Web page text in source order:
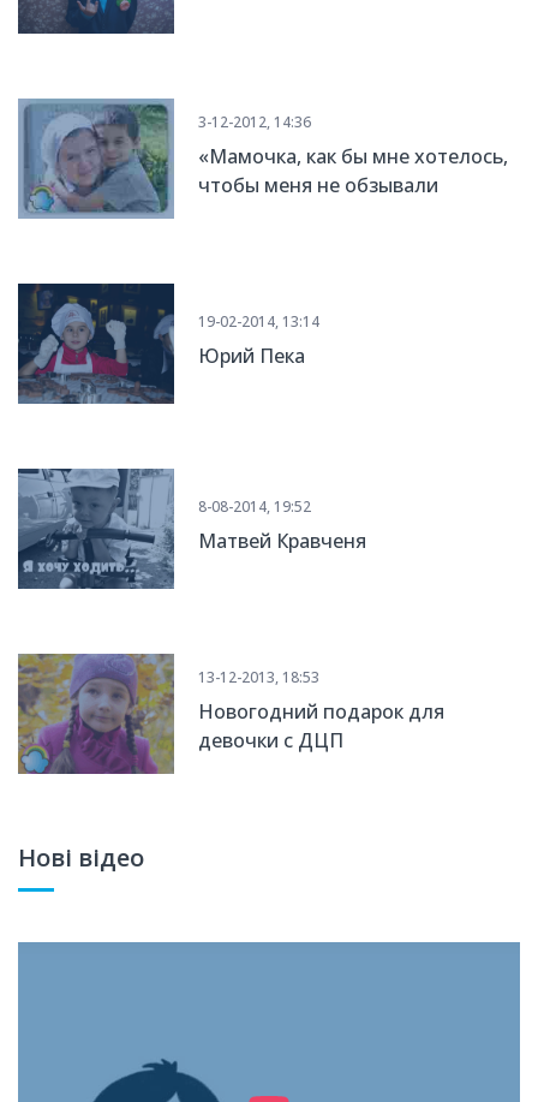
3-12-2012, 14:36
«Мамочка, как бы мне хотелось,
чтобы меня не обзывали
19-02-2014, 13:14
Юрий Пека
8-08-2014, 19:52
Матвей Кравченя
13-12-2013, 18:53
Новогодний подарок для
девочки с ДЦП
Нові відео